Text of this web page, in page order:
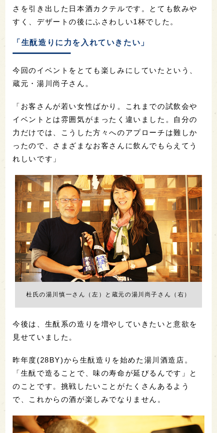
さを引き出した日本酒カクテルです。とても飲みや
すく、デザートの後にふさわしい1杯でした。
「生酛造りに力を入れていきたい」
今回のイベントをとても楽しみにしていたという、
蔵元・湯川尚子さん。
「お客さんが若い女性ばかり。これまでの試飲会や
イベントとは雰囲気がまったく違いました。自分の
力だけでは、こうした方々へのアプローチは難しか
ったので、さまざまなお客さんに飲んでもらえてう
れしいです」
杜氏の湯川慎一さん（左）と蔵元の湯川尚子さん（右）
今後は、生酛系の造りを増やしていきたいと意欲を
見せていました。
昨年度(28BY)から生酛造りを始めた湯川酒造店。
「生酛で造ることで、味の寿命が延びるんです」と
のことです。挑戦したいことがたくさんあるよう
で、これからの酒が楽しみでなりません。